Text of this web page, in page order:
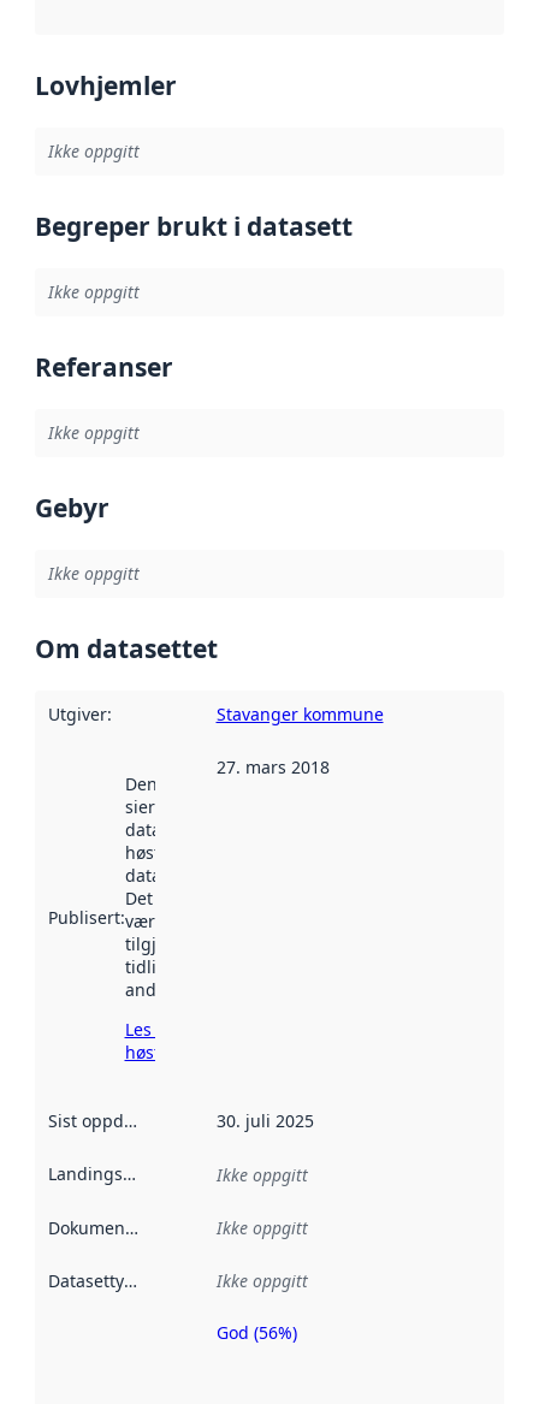
Lovhjemler
Ikke oppgitt
Begreper brukt i datasett
Ikke oppgitt
Referanser
Ikke oppgitt
Gebyr
Ikke oppgitt
Om datasettet
Utgiver: Stavanger kommune
Publisert:
Denne datoen
sier når
datasettet ble
høstet av
data.norge.no.
Det kan ha
vært
tilgjengelig
tidligere
andre steder.
Les mer om
høsting her
27. mars 2018
Sist oppdatert 30. juli 2025
Landingsside Ikke oppgitt
Dokumentasjon Ikke oppgitt
Datasettype Ikke oppgitt
Metadatakvalitet
God (56%)